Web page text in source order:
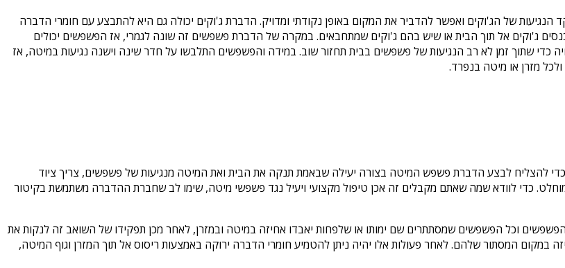
של הג'וקים ואפשר להדביר את המקום באופן נקודתי ומדויק. הדברת ג'וקים יכולה גם היא להתבצע עם חומרי הדברה
ג'וקים אל תוך הבית או שיש בהם ג'וקים שמתחבאים. במקרה של הדברת פשפשים זה שונה לגמרי, אז הפשפשים יכולים
שתוך זמן לא רב הנגיעות של פשפשים בבית תחזור שוב. במידה והפשפשים התלבשו על חדר שינה וישנה נגיעות במיטה, אז
מזרן או מיטה בנפרד.
לבצע הדברת פשפש המיטה בצורה יעילה שבאמת תנקה את הבית ואת המיטה מנגיעות של פשפשים, צריך ציוד
מוחלט. כדי לוודא שמה שאתם מקבלים זה אכן טיפול מקצועי ויעיל נגד פשפשי מיטה, שימו לב שחברת ההדברה משתמשת בקיטור
וכל הפשפשים שמסתתרים שם ימותו או שלפחות יאבדו אחיזה במיטה ובמזרן, לאחר מכן תפקידו של השואב זה לנקות את
המסתור שלהם. לאחר פעולות אלו יהיה ניתן להטמיע חומרי הדברה ירוקה באמצעות ריסוס אל תוך המזרן וגוף המיטה,